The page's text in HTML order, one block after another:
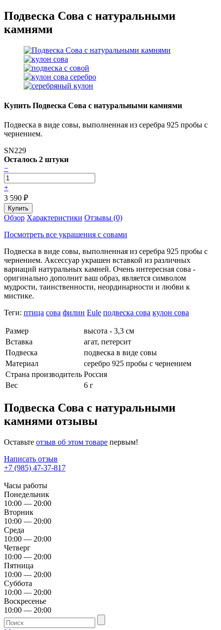
Подвеска Сова с натуральными
камнями
Купить Подвеска Сова с натуральными камнями
Подвеска в виде совы, выполненная из серебра 925 пробы с
чернением.
SN229
Осталось 2 штуки
−
+
3 590 ₽
Обзор Характеристики Отзывы (0)
Посмотреть все украшения с совами
Подвеска в виде совы, выполненная из серебра 925 пробы с
чернением. Аксессуар украшен вставкой из различных
вариаций натуральных камней. Очень интересная сова -
оригинально дополнит ваш образ, является символом
мудрости, таинственности, неординарности и любви к
мистике.
Теги: птица сова филин Eule подвеска сова кулон сова
Размер
высота - 3,3 см
Вставка
агат, петерсит
Подвеска
подвеска в виде совы
Материал
серебро 925 пробы с чернением
Страна производитель Россия
Вес
6 г
Подвеска Сова с натуральными
камнями отзывы
Оставьте отзыв об этом товаре первым!
Написать отзыв
+7 (985) 47-37-817
Часы работы
Понедельник
10:00 — 20:00
Вторник
10:00 — 20:00
Среда
10:00 — 20:00
Четверг
10:00 — 20:00
Пятница
10:00 — 20:00
Суббота
10:00 — 20:00
Воскресенье
10:00 — 20:00